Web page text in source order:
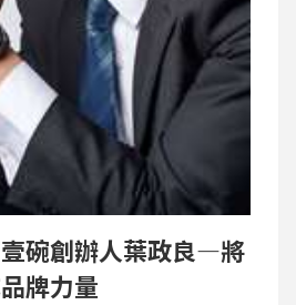
碗創辦人葉政良—將
牌力量